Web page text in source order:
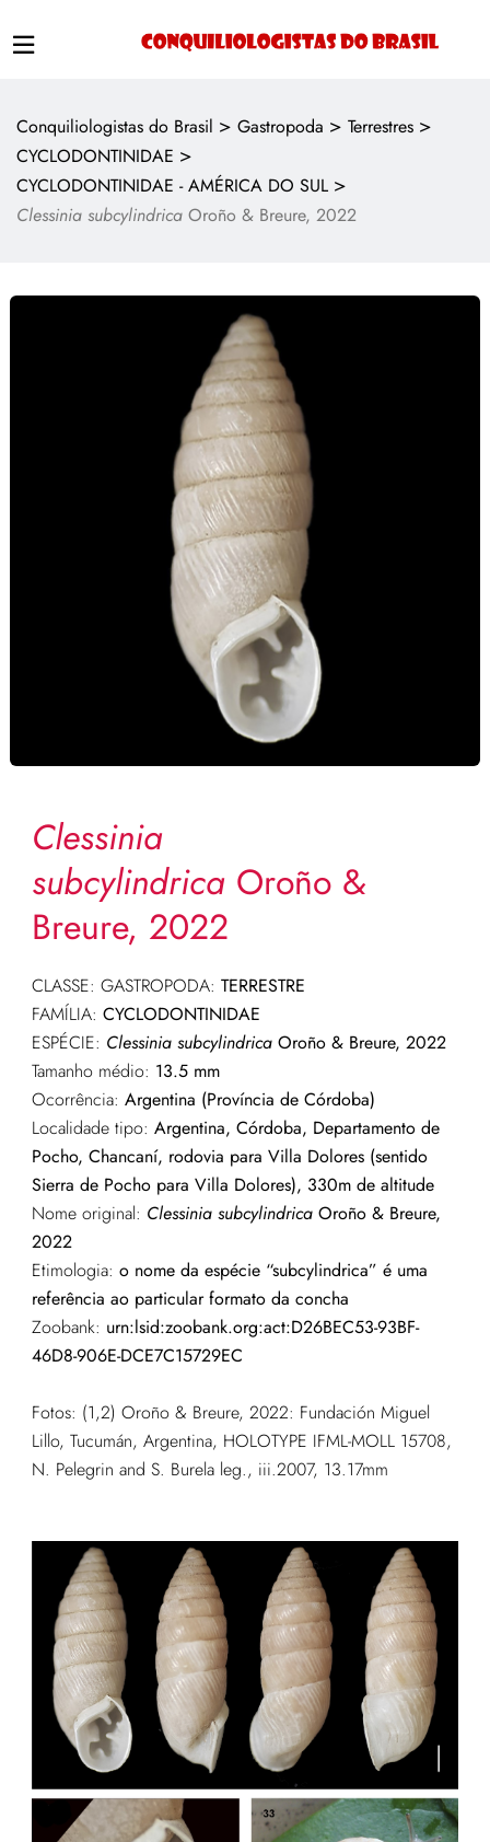
Conquiliologistas do Brasil > Gastropoda > Terrestres >
CYCLODONTINIDAE >
CYCLODONTINIDAE - AMÉRICA DO SUL >
Clessinia subcylindrica Oroño & Breure, 2022
Clessinia
subcylindricaOroño &
Breure, 2022
CLASSE: GASTROPODA: TERRESTRE
FAMÍLIA: CYCLODONTINIDAE
ESPÉCIE: Clessinia subcylindricaOroño & Breure, 2022
Tamanho médio: 13.5 mm
Ocorrência: Argentina (Província de Córdoba)
Localidade tipo: Argentina, Córdoba, Departamento de
Pocho, Chancaní, rodovia para Villa Dolores (sentido
Sierra de Pocho para Villa Dolores), 330m de altitude
Nome original: Clessinia subcylindricaOroño & Breure,
2022
Etimologia: o nome da espécie “subcylindrica” é uma
referência ao particular formato da concha
Zoobank: urn:lsid:zoobank.org:act:D26BEC53-93BF-
46D8-906E-DCE7C15729EC
Fotos: (1,2) Oroño & Breure, 2022: Fundación Miguel
Lillo, Tucumán, Argentina, HOLOTYPE IFML-MOLL 15708,
N. Pelegrin and S. Burela leg., iii.2007, 13.17mm